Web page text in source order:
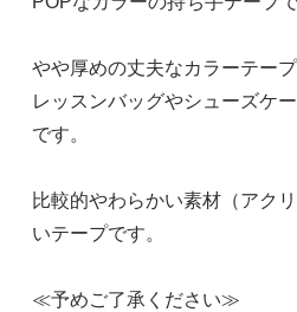
やや厚めの丈夫なカラーテー
レッスンバッグやシューズケ
です。
比較的やわらかい素材（アク
いテープです。
≪予めご了承ください≫